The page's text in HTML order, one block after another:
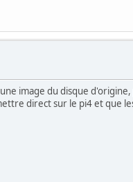
image du disque
direct sur le pi4 et que